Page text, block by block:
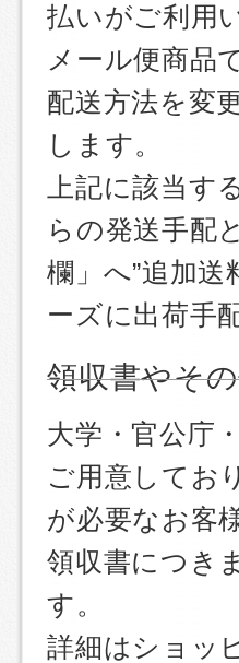
払いがご利用
メール便商品
配送方法を変
します。
上記に該当
らの発送手配
欄」へ”追加
ーズに出荷手
領収書やそ
大学・官公庁
ご用意してお
が必要なお客
領収書につき
す。
詳細はショッ